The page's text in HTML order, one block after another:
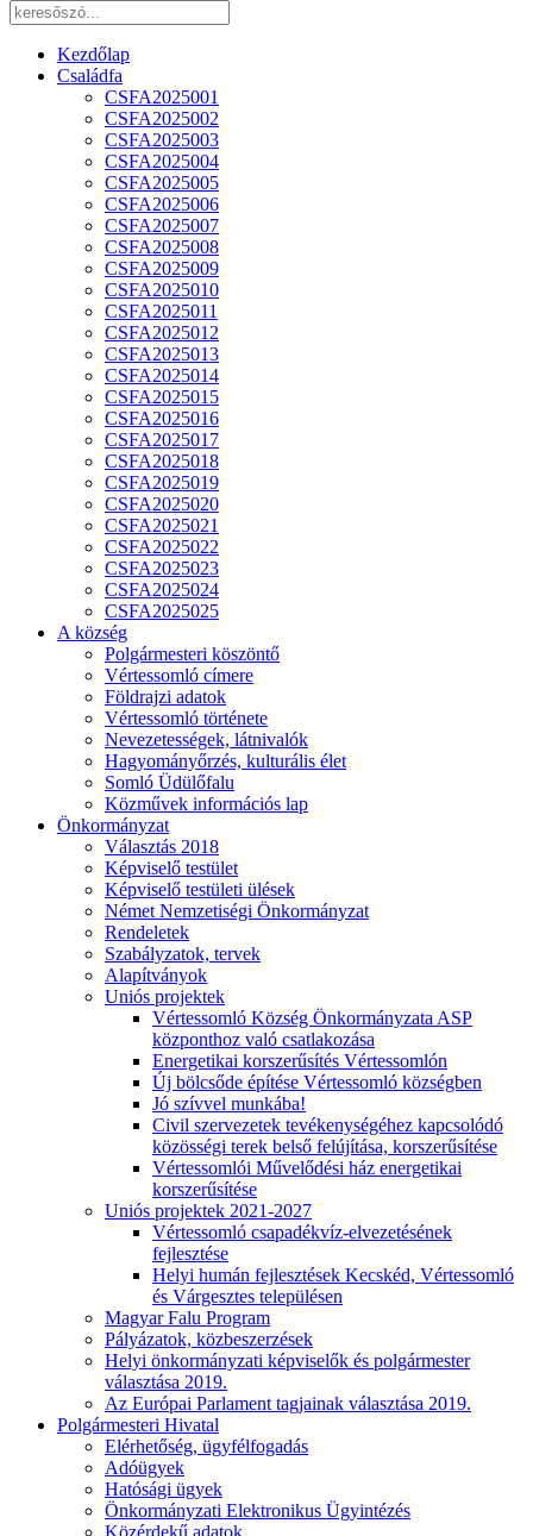
Kezdőlap
Családfa
CSFA2025001
CSFA2025002
CSFA2025003
CSFA2025004
CSFA2025005
CSFA2025006
CSFA2025007
CSFA2025008
CSFA2025009
CSFA2025010
CSFA2025011
CSFA2025012
CSFA2025013
CSFA2025014
CSFA2025015
CSFA2025016
CSFA2025017
CSFA2025018
CSFA2025019
CSFA2025020
CSFA2025021
CSFA2025022
CSFA2025023
CSFA2025024
CSFA2025025
A község
Polgármesteri köszöntő
Vértessomló címere
Földrajzi adatok
Vértessomló története
Nevezetességek, látnivalók
Hagyományőrzés, kulturális élet
Somló Üdülőfalu
Közművek információs lap
Önkormányzat
Választás 2018
Képviselő testület
Képviselő testületi ülések
Német Nemzetiségi Önkormányzat
Rendeletek
Szabályzatok, tervek
Alapítványok
Uniós projektek
Vértessomló Község Önkormányzata ASP
központhoz való csatlakozása
Energetikai korszerűsítés Vértessomlón
Új bölcsőde építése Vértessomló községben
Jó szívvel munkába!
Civil szervezetek tevékenységéhez kapcsolódó
közösségi terek belső felújítása, korszerűsítése
Vértessomlói Művelődési ház energetikai
korszerűsítése
Uniós projektek 2021-2027
Vértessomló csapadékvíz-elvezetésének
fejlesztése
Helyi humán fejlesztések Kecskéd, Vértessomló
és Várgesztes településen
Magyar Falu Program
Pályázatok, közbeszerzések
Helyi önkormányzati képviselők és polgármester
választása 2019.
Az Európai Parlament tagjainak választása 2019.
Polgármesteri Hivatal
Elérhetőség, ügyfélfogadás
Adóügyek
Hatósági ügyek
Önkormányzati Elektronikus Ügyintézés
Közérdekű adatok